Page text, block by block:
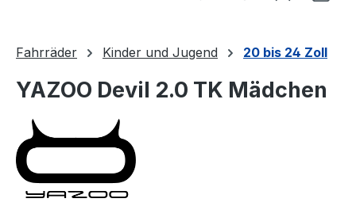
Fahrräder Kinder und Jugend 20 bis 24 Zoll
YAZOO Devil 2.0 TK Mädchen